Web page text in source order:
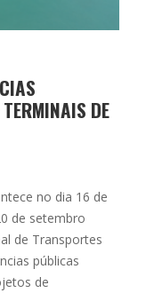
DE
no dia 16 de
de setembro
de Transportes
públicas
de